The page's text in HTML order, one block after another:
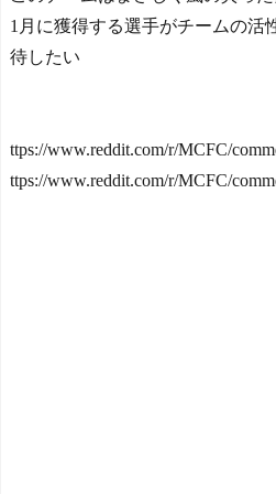
1月に獲得する選手がチームの活
待したい
ttps://www.reddit.com/r/MCFC/
ttps://www.reddit.com/r/MCFC/